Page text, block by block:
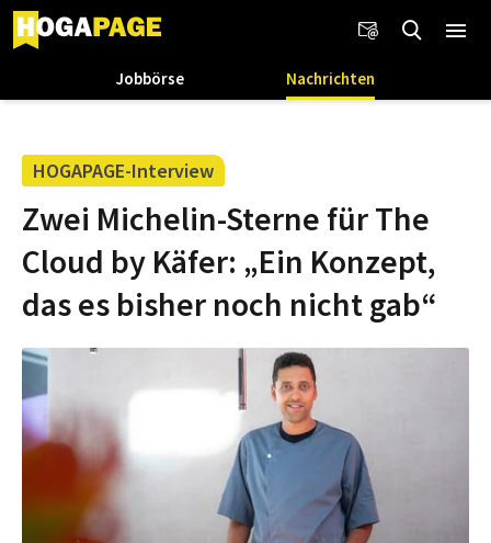
Jobbörse Nachrichten
HOGAPAGE-Interview
Zwei Michelin-Sterne für The
Cloud by Käfer: „Ein Konzept,
das es bisher noch nicht gab“